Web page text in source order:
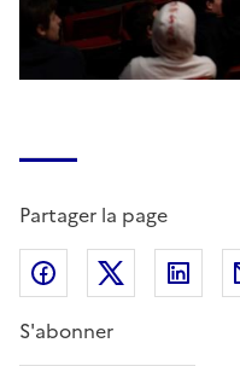
Partager la page
Partager surPartager
S'abonner